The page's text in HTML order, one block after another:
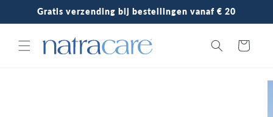
naar de
content
Gratis verzending bij bestellingen vanaf € 20
Winkelwagen